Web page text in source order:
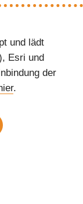
und lädt
Esri und
der
.